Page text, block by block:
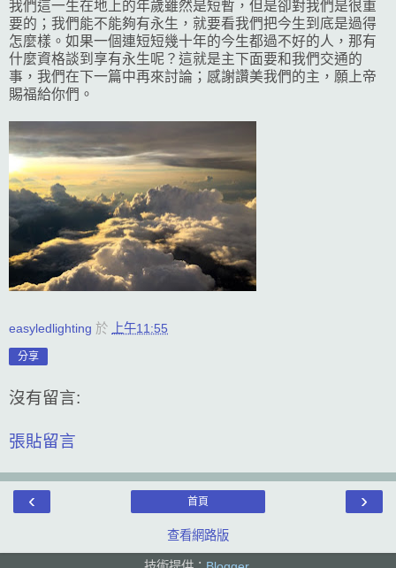
我們這一生在地上的年歲雖然是短暫，但是卻對我們是很重
要的；我們能不能夠有永生，就要看我們把今生到底是過得
怎麼樣。如果一個連短短幾十年的今生都過不好的人，那有
什麼資格談到享有永生呢？這就是主下面要和我們交通的
事，我們在下一篇中再來討論；感謝讚美我們的主，願上帝
賜福給你們。
easyledlighting 於 上午11:55
分享
沒有留言:
張貼留言
‹ ›
首頁
查看網路版